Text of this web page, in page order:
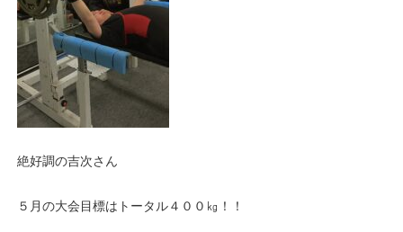
絶好調の吉次さん
５月の大会目標はトータル４００㎏！！